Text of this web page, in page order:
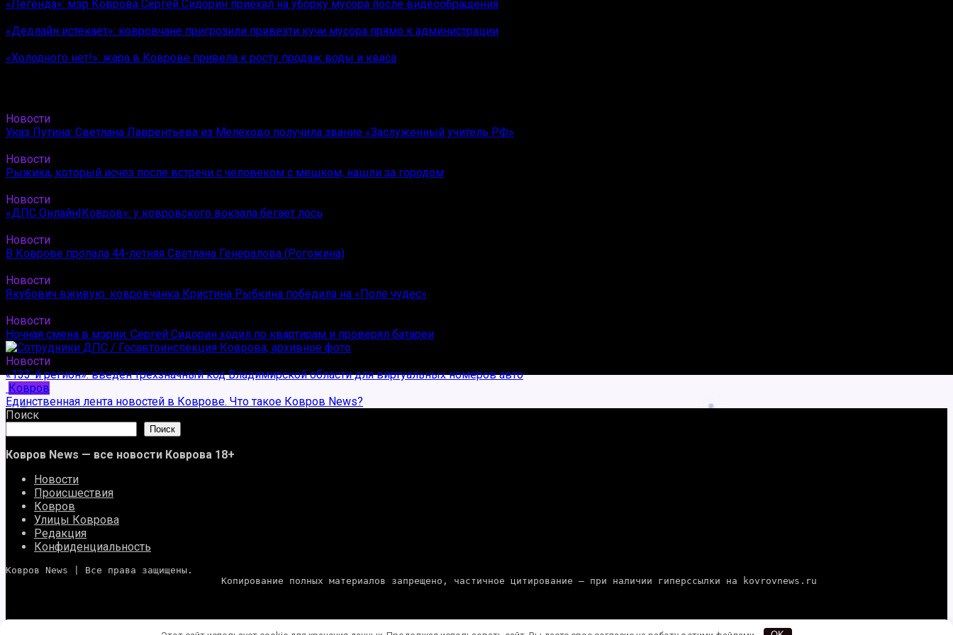
«Легенда»: мэр Коврова Сергей Сидорин приехал на уборку мусора после видеообращения
«Дедлайн истекает»: ковровчане пригрозили привезти кучи мусора прямо к администрации
«Холодного нет!»: жара в Коврове привела к росту продаж воды и кваса
Новости
Указ Путина: Светлана Лаврентьева из Мелехово получила звание «Заслуженный учитель РФ»
Новости
Рыжика, который исчез после встречи с человеком с мешком, нашли за городом
Новости
«ДПС Онлайн|Ковров»: у ковровского вокзала бегает лось
Новости
В Коврове пропала 44-летняя Светлана Генералова (Рогожина)
Новости
Якубович вживую: ковровчанка Кристина Рыбкина победила на «Поле чудес»
Новости
Ночная смена в мэрии: Сергей Сидорин ходил по квартирам и проверял батареи
Новости
«133-й регион»: введён трёхзначный код Владимирской области для виртуальных номеров авто
Ковров
Единственная лента новостей в Коврове. Что такое Ковров News?
Поиск
Поиск
Ковров News — все новости Коврова 18+
Новости
Происшествия
Ковров
Улицы Коврова
Редакция
Конфиденциальность
Ковров News | Все права защищены.
                                      Копирование полных материалов запрещено, частичное цитирование — при наличии гиперссылки на kovrovnews.ru